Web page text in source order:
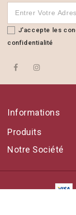
J'accepte les
confidentialité
Informations
Produits
Notre Société